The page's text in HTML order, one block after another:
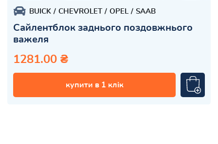
BUICK CHEVROLET OPEL SAAB
Сайлентблок заднього поздовжнього
важеля
1281.00 ₴
купити в 1 клік